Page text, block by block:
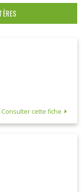
Consulter cette fiche